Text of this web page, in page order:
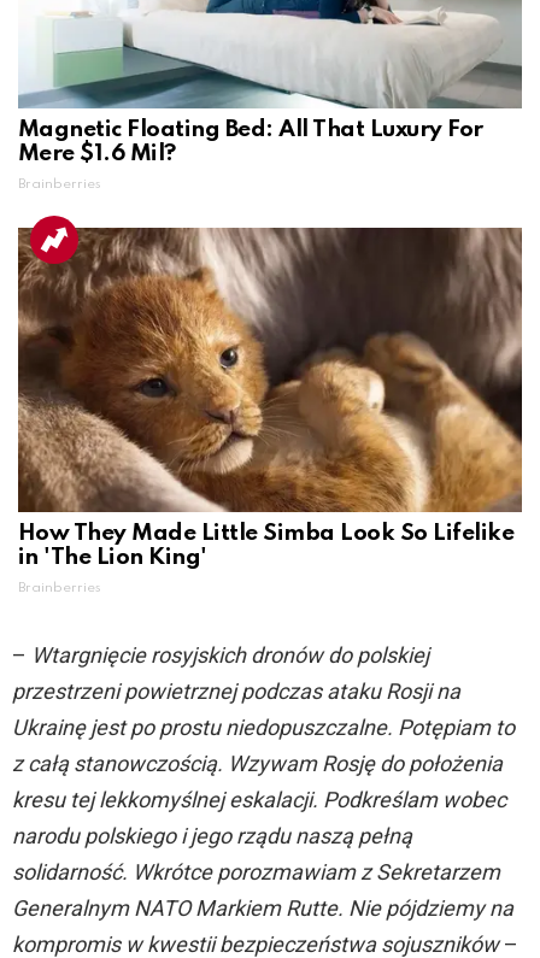
Magnetic Floating Bed: All That Luxury For
Mere $1.6 Mil?
Brainberries
How They Made Little Simba Look So Lifelike
in 'The Lion King'
Brainberries
– Wtargnięcie rosyjskich dronów do polskiej
przestrzeni powietrznej podczas ataku Rosji na
Ukrainę jest po prostu niedopuszczalne. Potępiam to
z całą stanowczością. Wzywam Rosję do położenia
kresu tej lekkomyślnej eskalacji. Podkreślam wobec
narodu polskiego i jego rządu naszą pełną
solidarność. Wkrótce porozmawiam z Sekretarzem
Generalnym NATO Markiem Rutte. Nie pójdziemy na
kompromis w kwestii bezpieczeństwa sojuszników–